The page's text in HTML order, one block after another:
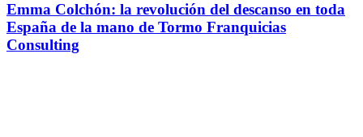
Emma Colchón: la revolución del descanso en toda
España de la mano de Tormo Franquicias
Consulting